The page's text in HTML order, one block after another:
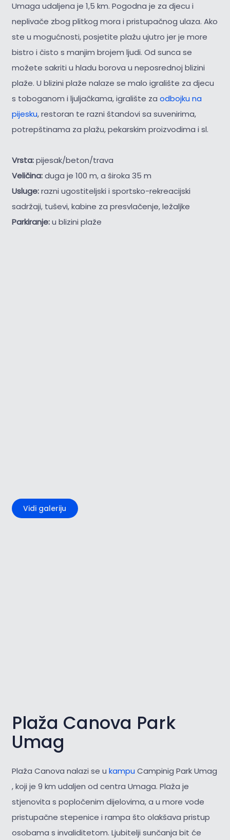
Umaga udaljena je 1,5 km. Pogodna je za djecu i
neplivače zbog plitkog mora i pristupačnog ulaza. Ako
ste u mogućnosti, posjetite plažu ujutro jer je more
bistro i čisto s manjim brojem ljudi. Od sunca se
možete sakriti u hladu borova u neposrednoj blizini
plaže. U blizini plaže nalaze se malo igralište za djecu
s toboganom i ljuljačkama, igralište za odbojku na
pijesku, restoran te razni štandovi sa suvenirima,
potrepštinama za plažu, pekarskim proizvodima i sl.
Vrsta:pijesak/beton/trava
Veličina:duga je 100 m, a široka 35 m
Usluge:razni ugostiteljski i sportsko-rekreacijski
sadržaji, tuševi, kabine za presvlačenje, ležaljke
Parkiranje:u blizini plaže
Vidi galeriju
Plaža Canova Park
Umag
Plaža Canova nalazi se u kampu Campinig Park Umag
, koji je 9 km udaljen od centra Umaga. Plaža je
stjenovita s popločenim dijelovima, a u more vode
pristupačne stepenice i rampa što olakšava pristup
osobama s invaliditetom. Ljubitelji sunčanja bit će